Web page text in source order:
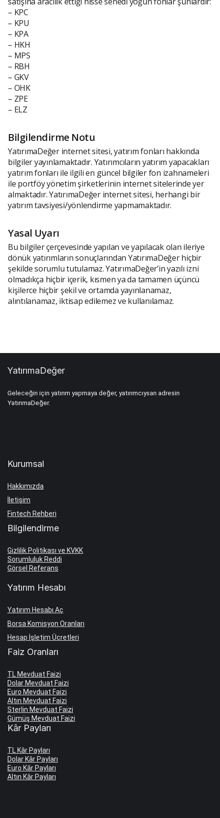
– KPC
– KPU
– KPA
– HKH
– MPS
– RBH
– GKV
– OHK
– ZPE
– ELZ
Bilgilendirme Notu
YatırımaDeğer internet sitesi, yatırım fonları hakkında
bilgiler yayınlamaktadır. Yatırımcıların yatırım yapacakları
yatırım fonları ile ilgili en güncel bilgiler fon izahnameleri
ile portföy yönetim şirketlerinin internet sitelerinde yer
almaktadır. YatırımaDeğer internet sitesi, herhangi bir
yatırım tavsiyesi/yönlendirme yapmamaktadır.
Yasal Uyarı
Bu bilgiler çerçevesinde yapılan ve yapılacak olan ileriye
dönük yatırımların sonuçlarından YatırımaDeğer hiçbir
şekilde sorumlu tutulamaz. YatırımaDeğer’in yazılı izni
olmadıkça hiçbir içerik, kısmen ya da tamamen üçüncü
kişilerce hiçbir şekil ve ortamda yayınlanamaz,
alıntılanamaz, iktisap edilemez ve kullanılamaz.
YatırımaDeğer
Geleceğin için yatırım yapmaya değer, yatırımcıysan adresin
YatırımaDeğer.
Kurumsal
Hakkımızda
İletişim
Fintech Rehberi
Bilgilendirme
Gizlilik Politikası ve KVKK
Sorumluluk Reddi
Görsel Referans
Yatırım Hesabı
Yatırım Hesabı Aç
Borsa Komisyon Oranları
Hesap İşletim Ücretleri
Faiz Oranları
TL Mevduat Faizi
Dolar Mevduat Faizi
Euro Mevduat Faizi
Altın Mevduat Faizi
Sterlin Mevduat Faizi
Gümüş Mevduat Faizi
Kâr Payları
TL Kâr Payları
Dolar Kâr Payları
Euro Kâr Payları
Altın Kâr Payları